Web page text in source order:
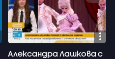
Александра Лашкова с